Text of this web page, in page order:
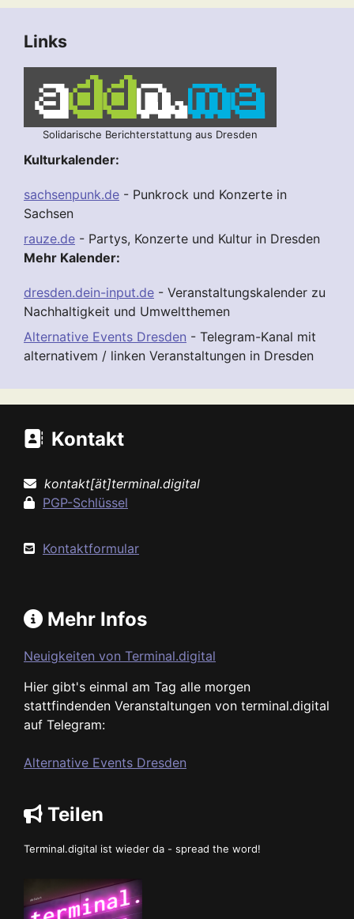
Links
Solidarische Berichterstattung aus Dresden
Kulturkalender:
sachsenpunk.de - Punkrock und Konzerte in
Sachsen
rauze.de - Partys, Konzerte und Kultur in Dresden
Mehr Kalender:
dresden.dein-input.de - Veranstaltungskalender zu
Nachhaltigkeit und Umweltthemen
Alternative Events Dresden - Telegram-Kanal mit
alternativem / linken Veranstaltungen in Dresden
Kontakt
kontakt[ät]terminal.digital
PGP-Schlüssel
Kontaktformular
Mehr Infos
Neuigkeiten von Terminal.digital
Hier gibt's einmal am Tag alle morgen
stattfindenden Veranstaltungen von terminal.digital
auf Telegram:
Alternative Events Dresden
Teilen
Terminal.digital ist wieder da - spread the word!